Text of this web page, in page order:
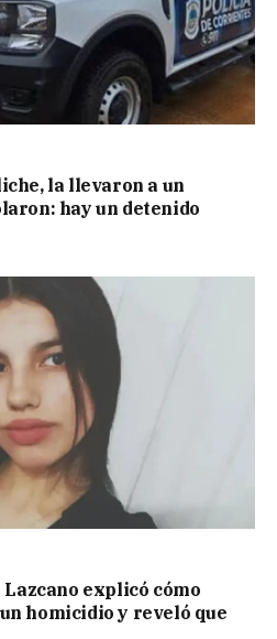
la llevaron a un
hay un detenido
explicó cómo
homicidio y reveló que